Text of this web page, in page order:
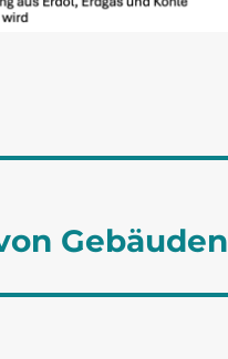
Gebäuden